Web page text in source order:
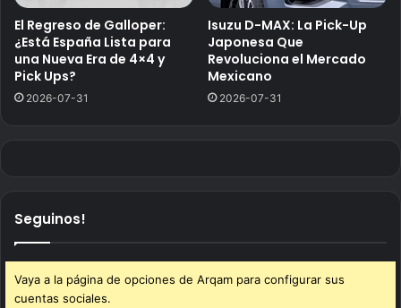
El Regreso de Galloper:
¿Está España Lista para
una Nueva Era de 4×4 y
Pick Ups?
2026-07-31
Isuzu D-MAX: La Pick-Up
Japonesa Que
Revoluciona el Mercado
Mexicano
2026-07-31
Seguinos!
Vaya a la página de opciones de Arqam para configurar sus
cuentas sociales.